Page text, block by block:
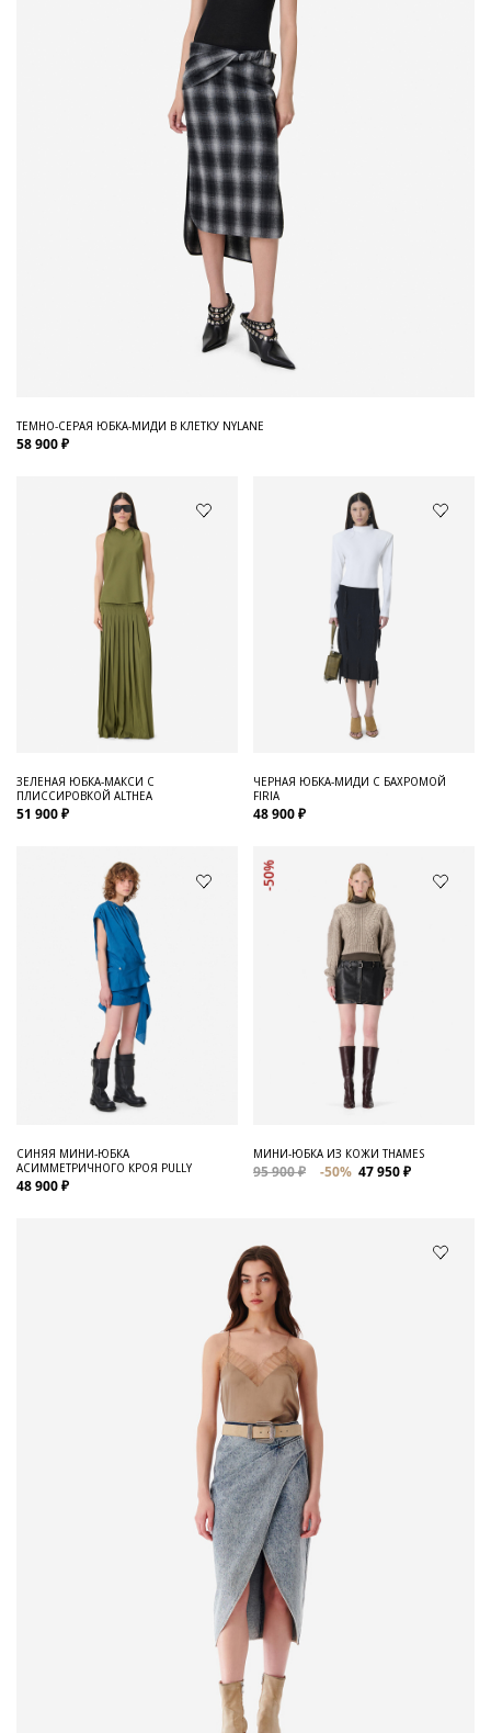
ТЕМНО-СЕРАЯ ЮБКА-МИДИ В КЛЕТКУ NYLANE
58 900 ₽
ЗЕЛЕНАЯ ЮБКА-МАКСИ С
ПЛИССИРОВКОЙ ALTHEA
51 900 ₽
ЧЕРНАЯ ЮБКА-МИДИ С БАХРОМОЙ
FIRIA
48 900 ₽
СИНЯЯ МИНИ-ЮБКА
АСИММЕТРИЧНОГО КРОЯ PULLY
48 900 ₽
-50%
МИНИ-ЮБКА ИЗ КОЖИ THAMES
95 900 ₽ -50% 47 950 ₽